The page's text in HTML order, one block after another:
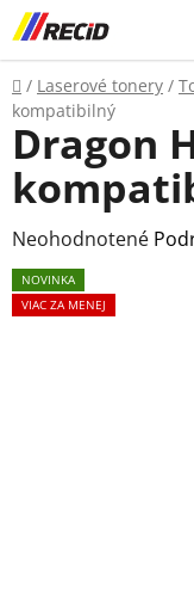
Prejsť
na
obsah
Domov
/ Laserové tonery /
kompatibilný
Dragon
Priemerné
hodnotenie
produktu
Neohodnotené
NOVINKA
VIAC ZA MENEJ